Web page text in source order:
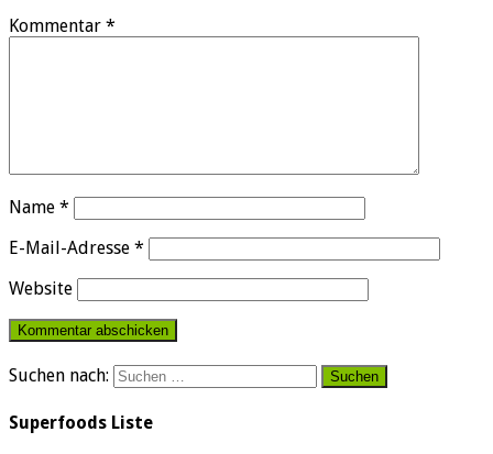
Kommentar *
Name *
E-Mail-Adresse *
Website
Suchen nach:
Superfoods Liste